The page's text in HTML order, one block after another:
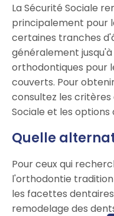
La Sécurité Sociale
principalement pour
certaines tranches
généralement
orthodontiques pour
couverts. Pour
consultez les critères
Sociale et les
Quelle
Pour ceux qui
l'orthodontie
les facettes
remodelage des